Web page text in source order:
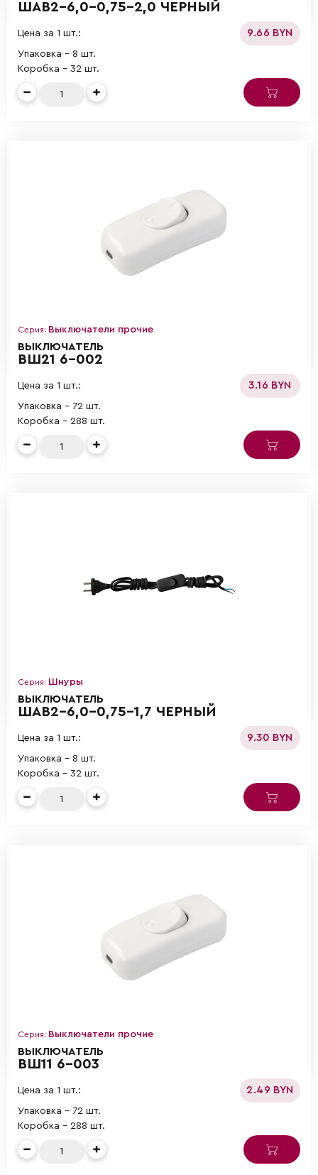
ШАВ2-6,0-0,75-2,0 ЧЕРНЫЙ
Цена за 1 шт.: 9.66 BYN
Упаковка - 8 шт.
Коробка - 32 шт.
Серия: Выключатели прочие
ВЫКЛЮЧАТЕЛЬ
ВШ21 6-002
Цена за 1 шт.: 3.16 BYN
Упаковка - 72 шт.
Коробка - 288 шт.
Серия: Шнуры
ВЫКЛЮЧАТЕЛЬ
ШАВ2-6,0-0,75-1,7 ЧЕРНЫЙ
Цена за 1 шт.: 9.30 BYN
Упаковка - 8 шт.
Коробка - 32 шт.
Серия: Выключатели прочие
ВЫКЛЮЧАТЕЛЬ
ВШ11 6-003
Цена за 1 шт.: 2.49 BYN
Упаковка - 72 шт.
Коробка - 288 шт.